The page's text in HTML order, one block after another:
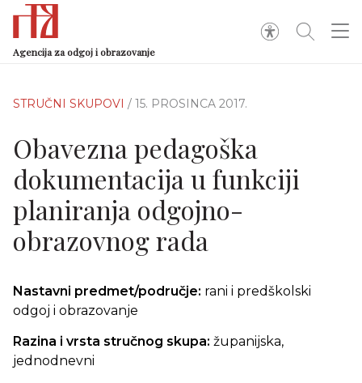
Agencija za odgoj i obrazovanje
STRUČNI SKUPOVI / 15. PROSINCA 2017.
Obavezna pedagoška
dokumentacija u funkciji
planiranja odgojno-
obrazovnog rada
Nastavni predmet/područje: rani i predškolski
odgoj i obrazovanje
Razina i vrsta stručnog skupa: županijska,
jednodnevni